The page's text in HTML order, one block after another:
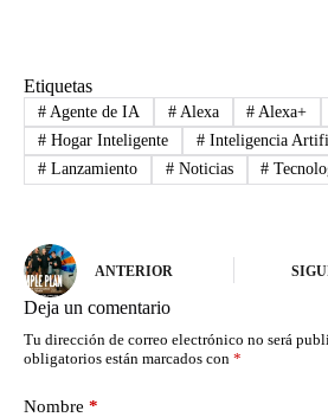
Etiquetas
#Agente de IA #Alexa # Alexa+
#Hogar Inteligente #Inteligencia
#Lanzamiento #Noticias #
ANTERIOR
Deja un comentario
Tu dirección de correo electrónico no será
obligatorios están marcados con *
Nombre *